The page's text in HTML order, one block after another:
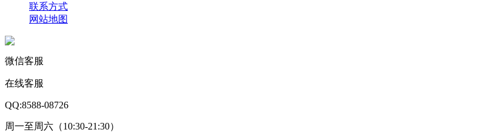
联系方式
网站地图
微信客服
在线客服
QQ:8588-08726
周一至周六（10:30-21:30）